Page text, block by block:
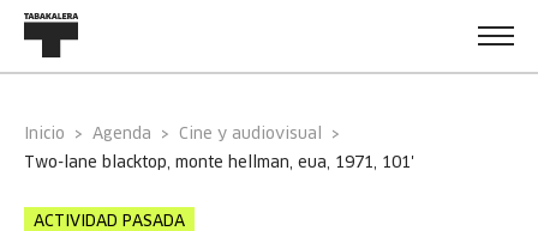
Inicio Agenda
Cine y audiovisual
two-lane blacktop, monte hellman, eua, 1971, 101'
ACTIVIDAD PASADA